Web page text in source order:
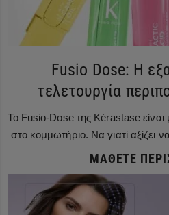
Fusio Dose: Η
τελετουργία
Το Fusio-Dose της Kérastase είναι
στο κομμωτήριο. Να γιατί αξίζει
ΜΆΘΕΤΕ